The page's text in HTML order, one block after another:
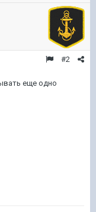
#2
еще одно